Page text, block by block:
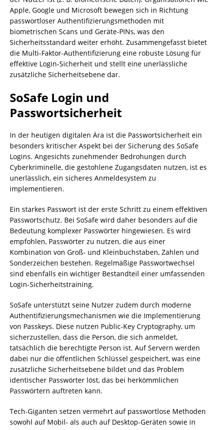
Apple, Google und Microsoft bewegen sich in Richtung
passwortloser Authentifizierungsmethoden mit
biometrischen Scans und Geräte-PINs, was den
Sicherheitsstandard weiter erhöht. Zusammengefasst bietet
die Multi-Faktor-Authentifizierung eine robuste Lösung für
effektive Login-Sicherheit und stellt eine unerlässliche
zusätzliche Sicherheitsebene dar.
SoSafe Login und
Passwortsicherheit
In der heutigen digitalen Ära ist die Passwortsicherheit ein
besonders kritischer Aspekt bei der Sicherung des SoSafe
Logins. Angesichts zunehmender Bedrohungen durch
Cyberkriminelle, die gestohlene Zugangsdaten nutzen, ist es
unerlässlich, ein sicheres Anmeldesystem zu
implementieren.
Ein starkes Passwort ist der erste Schritt zu einem effektiven
Passwortschutz. Bei SoSafe wird daher besonders auf die
Bedeutung komplexer Passwörter hingewiesen. Es wird
empfohlen, Passwörter zu nutzen, die aus einer
Kombination von Groß- und Kleinbuchstaben, Zahlen und
Sonderzeichen bestehen. Regelmäßige Passwortwechsel
sind ebenfalls ein wichtiger Bestandteil einer umfassenden
Login-Sicherheitstraining.
SoSafe unterstützt seine Nutzer zudem durch moderne
Authentifizierungsmechanismen wie die Implementierung
von Passkeys. Diese nutzen Public-Key Cryptography, um
sicherzustellen, dass die Person, die sich anmeldet,
tatsächlich die berechtigte Person ist. Auf Servern werden
dabei nur die öffentlichen Schlüssel gespeichert, was eine
zusätzliche Sicherheitsebene bildet und das Problem
identischer Passwörter löst, das bei herkömmlichen
Passwörtern auftreten kann.
Tech-Giganten setzen vermehrt auf passwortlose Methoden
sowohl auf Mobil- als auch auf Desktop-Geräten sowie in